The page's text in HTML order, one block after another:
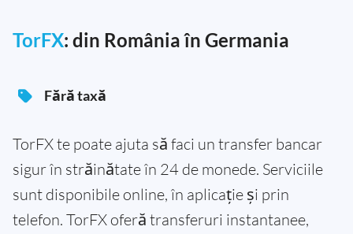
TorFX: din România în Germania
Fără taxă
TorFX te poate ajuta să faci un transfer bancar
sigur în străinătate în 24 de monede. Serviciile
sunt disponibile online, în aplicație și prin
telefon. TorFX oferă transferuri instantanee,